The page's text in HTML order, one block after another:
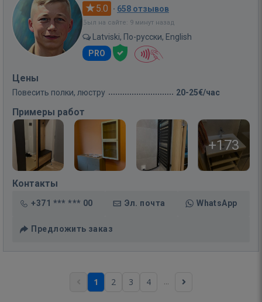
5.0 · 658 отзывов
Был на сайте: 9 минут назад
Latviski, По-русски, English
PRO
Цены
Повесить полки, люстру 20-25€/час
Примеры работ
+173
Контакты
+371 *** *** 00 Эл. почта WhatsApp
Предложить заказ
1 2 3 4 ...